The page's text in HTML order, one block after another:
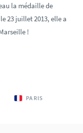
la médaille de
23 juillet 2013, elle a
!
PARIS